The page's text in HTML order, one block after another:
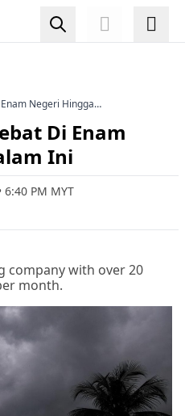
Negeri Hingga
Di Enam
Ini
6:40 PM MYT
company with over 20
month.